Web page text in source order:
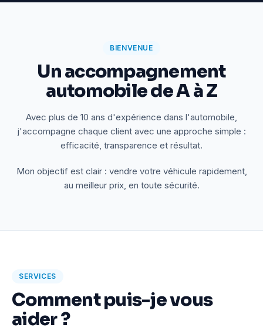
BIENVENUE
Un accompagnement
automobile de A à Z
Avec plus de 10 ans d'expérience dans l'automobile,
j'accompagne chaque client avec une approche simple :
efficacité, transparence et résultat.
Mon objectif est clair : vendre votre véhicule rapidement,
au meilleur prix, en toute sécurité.
SERVICES
Comment puis-je vous
aider ?